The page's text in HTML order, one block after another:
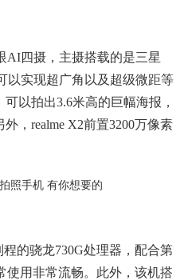
AI四摄，主摄搭载的是三星
以实现超广角以及超级微距等
以拍出3.6米高的巨幅海报，
，realme X2前置3200万像素
程的骁龙730G处理器，配合第
使用非常流畅。此外，该机搭